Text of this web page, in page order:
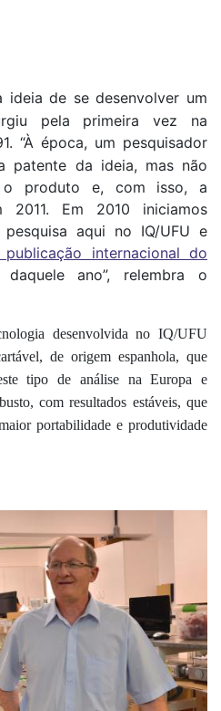
de se desenvolver um
pela primeira vez na
“À época, um pesquisador
patente da ideia, mas não
o produto e, com isso, a
2011. Em 2010 iniciamos
aqui no IQ/UFU e
publicação internacional do
ano”, relembra o
desenvolvida no IQ/UFU
de origem espanhola, que
tipo de análise na Europa e
com resultados estáveis, que
portabilidade e produtividade